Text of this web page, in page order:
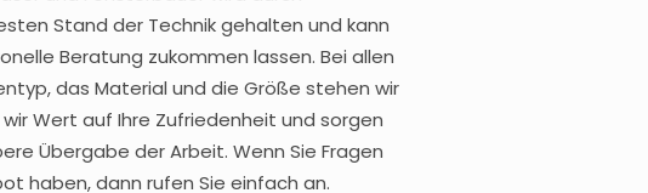
Stand der Technik gehalten und kann
Beratung zukommen lassen. Bei allen
das Material und die Größe stehen wir
Wert auf Ihre Zufriedenheit und sorgen
Übergabe der Arbeit. Wenn Sie Fragen
haben, dann rufen Sie einfach an.